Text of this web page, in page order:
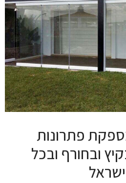
פתרונות
ובחורף ובכל